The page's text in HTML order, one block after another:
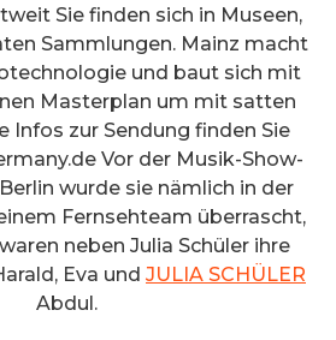
Sie finden sich in Museen,
Sammlungen. Mainz macht
und baut sich mit
Masterplan um mit satten
Infos zur Sendung finden Sie
Vor der Musik-Show-
wurde sie nämlich in der
Fernsehteam überrascht,
neben Julia Schüler ihre
Eva und JULIA SCHÜLER
Abdul.